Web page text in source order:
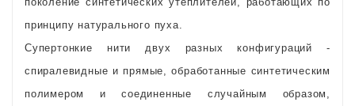
принципу натурального пуха.
Супертонкие нити двух разных конфигураций -
спиралевидные и прямые, обработанные синтетическим
полимером и соединенные случайным образом,